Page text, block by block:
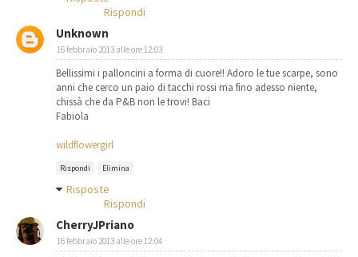
Rispondi
Unknown
16 febbraio 2013 alle ore 12:03
Bellissimi i palloncini a forma di cuore!! Adoro le tue scarpe, sono
anni che cerco un paio di tacchi rossi ma fino adesso niente,
chissà che da P&B non le trovi! Baci
Fabiola
wildflowergirl
Rispondi Elimina
Risposte
Rispondi
CherryJPriano
16 febbraio 2013 alle ore 12:04